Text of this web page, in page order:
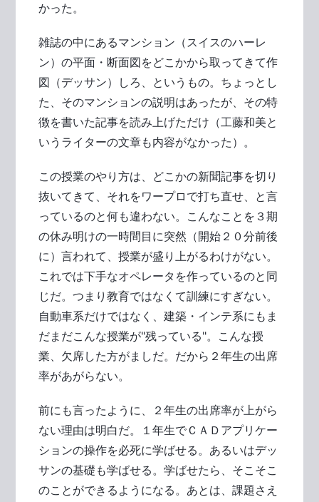
かった。
雑誌の中にあるマンション（スイスのハーレ
ン）の平面・断面図をどこかから取ってきて作
図（デッサン）しろ、というもの。ちょっとし
た、そのマンションの説明はあったが、その特
徴を書いた記事を読み上げただけ（工藤和美と
いうライターの文章も内容がなかった）。
この授業のやり方は、どこかの新聞記事を切り
抜いてきて、それをワープロで打ち直せ、と言
っているのと何も違わない。こんなことを３期
の休み明けの一時間目に突然（開始２０分前後
に）言われて、授業が盛り上がるわけがない。
これでは下手なオペレータを作っているのと同
じだ。つまり教育ではなくて訓練にすぎない。
自動車系だけではなく、建築・インテ系にもま
だまだこんな授業が"残っている"。こんな授
業、欠席した方がましだ。だから２年生の出席
率があがらない。
前にも言ったように、２年生の出席率が上がら
ない理由は明白だ。１年生でＣＡＤアプリケー
ションの操作を必死に学ばせる。あるいはデッ
サンの基礎も学ばせる。学ばせたら、そこそこ
のことができるようになる。あとは、課題さえ